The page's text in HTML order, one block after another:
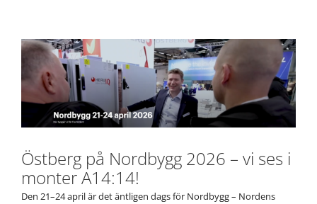
Östberg på Nordbygg 2026 – vi ses i
monter A14:14!
Den 21–24 april är det äntligen dags för Nordbygg – Nordens